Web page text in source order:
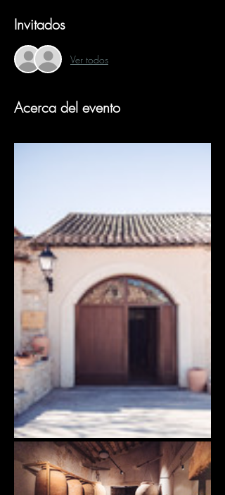
Invitados
Ver todos
Acerca del evento